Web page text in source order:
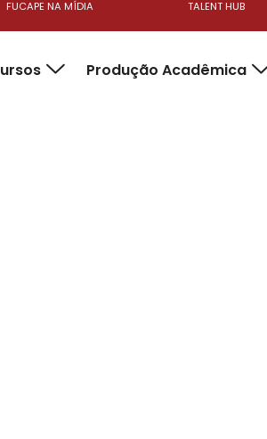
FUCAPE NA MÍDIA TALENT HUB
Produção Acadêmica